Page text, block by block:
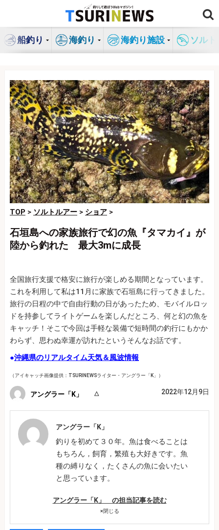
ン
船釣り 海釣り 海釣り施設 ソル
TOP > ソルトルアー > ショア >
石垣島への家族旅行で幻の魚『タマカイ』が
陸から釣れた 最大3mに成長
全国旅行支援で格安に旅行が楽しめる期間となっています。
これを利用して私は11月に家族で石垣島に行ってきました。
旅行の日程の中で自由行動の日があったため、モバイルロッ
ドを持参してライトゲームを楽しんだところ、何と幻の魚を
キャッチ！そこで今回は手軽な装備で短時間の釣行にもかか
わらず、思わぬ幸運が訪れたというそんなお話です。
●沖縄県のリアルタイム天気＆風波情報
（アイキャッチ画像提供：TSURINEWSライター・アングラー「K」）
アングラー「K」 2022年12月9日
アングラー「K」
釣りを初めて３０年。魚は食べることは
もちろん，飼育，繁殖も大好きです。魚
種の縛りなく，たくさんの魚に会いたい
と思っています。
アングラー「K」 の担当記事を読む
×閉じる